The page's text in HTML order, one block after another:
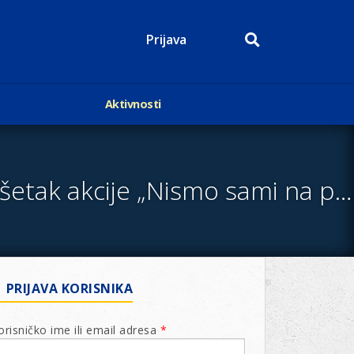
Prijava
Aktivnosti
Lions Magazin
Uručen ček od 2.000 eura za pomoć Azilu za pse u Rijeci – završetak akcije „Nismo sami na planetu”
PRIJAVA KORISNIKA
ime ili email adresa *